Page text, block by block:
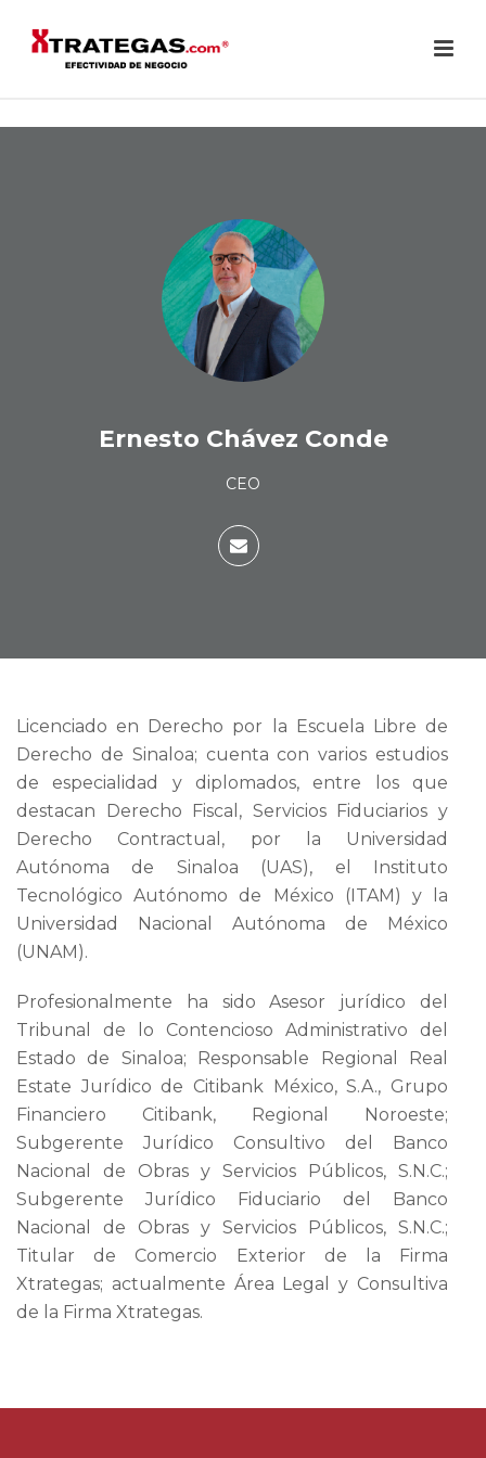
Ernesto Chávez Conde
CEO
Licenciado en Derecho por la Escuela Libre de
Derecho de Sinaloa; cuenta con varios estudios
de especialidad y diplomados, entre los que
destacan Derecho Fiscal, Servicios Fiduciarios y
Derecho Contractual, por la Universidad
Autónoma de Sinaloa (UAS), el Instituto
Tecnológico Autónomo de México (ITAM) y la
Universidad Nacional Autónoma de México
(UNAM).
Profesionalmente ha sido Asesor jurídico del
Tribunal de lo Contencioso Administrativo del
Estado de Sinaloa; Responsable Regional Real
Estate Jurídico de Citibank México, S.A., Grupo
Financiero Citibank, Regional Noroeste;
Subgerente Jurídico Consultivo del Banco
Nacional de Obras y Servicios Públicos, S.N.C.;
Subgerente Jurídico Fiduciario del Banco
Nacional de Obras y Servicios Públicos, S.N.C.;
Titular de Comercio Exterior de la Firma
Xtrategas; actualmente Área Legal y Consultiva
de la Firma Xtrategas.